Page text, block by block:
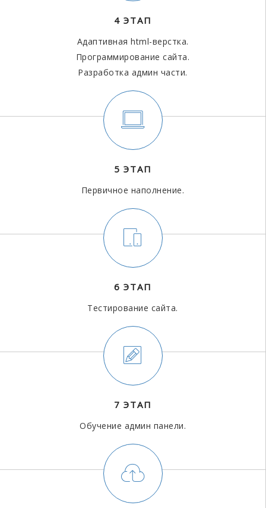
4 ЭТАП
Адаптивная html-верстка.
Программирование сайта.
Разработка админ части.
5 ЭТАП
Первичное наполнение.
6 ЭТАП
Тестирование сайта.
7 ЭТАП
Обучение админ панели.